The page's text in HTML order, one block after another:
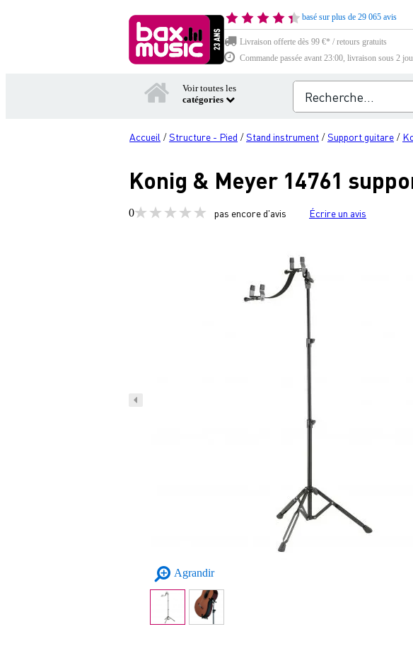
basé sur plus de 29 065 avis
Livraison offerte dès 99 €* / retours gratuits
Commande passée avant 23:00, livraison sous 2
Voir toutes les
catégories
Accueil /Structure - Pied /Stand instrument /Support guitare /
Konig & Meyer 14761
0 pas encore d'avis Écrire un avis
Agrandir